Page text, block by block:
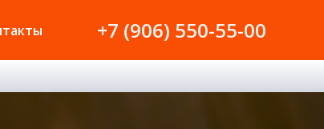
+7 (906) 550-55-00